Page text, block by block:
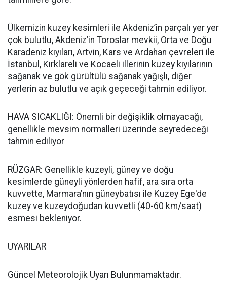
Ülkemizin kuzey kesimleri ile Akdeniz’in parçalı yer yer
çok bulutlu, Akdeniz’in Toroslar mevkii, Orta ve Doğu
Karadeniz kıyıları, Artvin, Kars ve Ardahan çevreleri ile
İstanbul, Kırklareli ve Kocaeli illerinin kuzey kıyılarının
sağanak ve gök gürültülü sağanak yağışlı, diğer
yerlerin az bulutlu ve açık geçeceği tahmin ediliyor.
HAVA SICAKLIĞI: Önemli bir değişiklik olmayacağı,
genellikle mevsim normalleri üzerinde seyredeceği
tahmin ediliyor
RÜZGAR: Genellikle kuzeyli, güney ve doğu
kesimlerde güneyli yönlerden hafif, ara sıra orta
kuvvette, Marmara’nın güneybatısı ile Kuzey Ege'de
kuzey ve kuzeydoğudan kuvvetli (40-60 km/saat)
esmesi bekleniyor.
UYARILAR
Güncel Meteorolojik Uyarı Bulunmamaktadır.